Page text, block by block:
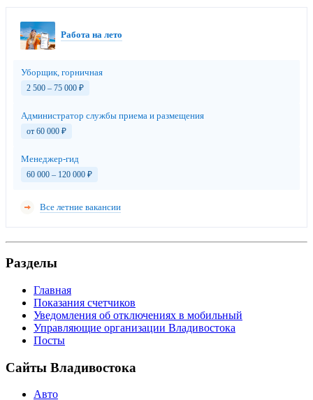
Работа на лето
Уборщик, горничная
2 500 – 75 000 ₽
Администратор службы приема и размещения
от 60 000 ₽
Менеджер-гид
60 000 – 120 000 ₽
Все летние вакансии
Разделы
Главная
Показания счетчиков
Уведомления об отключениях в мобильный
Управляющие организации Владивостока
Посты
Сайты Владивостока
Авто